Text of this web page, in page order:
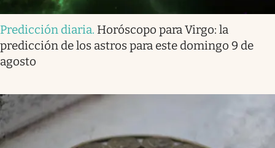
Predicción diaria. Horóscopo para Virgo: la
predicción de los astros para este domingo 9 de
agosto